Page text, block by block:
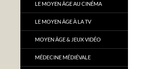
LE MOYEN ÂGE AU CINÉMA
LE MOYEN ÂGE À LA TV
MOYEN ÂGE & JEUX VIDÉO
MÉDECINE MÉDIÉVALE